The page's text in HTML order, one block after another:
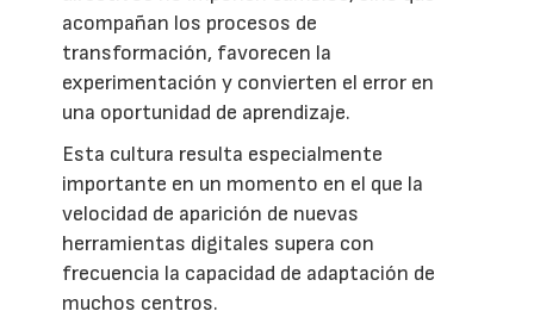
acompañan los procesos de
transformación, favorecen la
experimentación y convierten el error en
una oportunidad de aprendizaje.
Esta cultura resulta especialmente
importante en un momento en el que la
velocidad de aparición de nuevas
herramientas digitales supera con
frecuencia la capacidad de adaptación de
muchos centros.